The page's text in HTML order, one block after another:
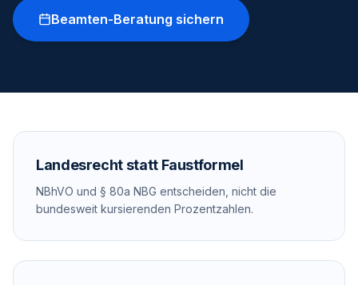
Beamten-Beratung sichern
Landesrecht statt Faustformel
NBhVO und § 80a NBG entscheiden, nicht die
bundesweit kursierenden Prozentzahlen.